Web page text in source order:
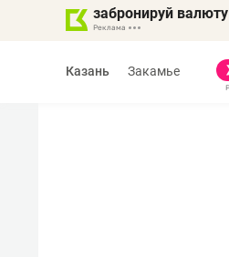
забронируй валюту
Казань Закамье